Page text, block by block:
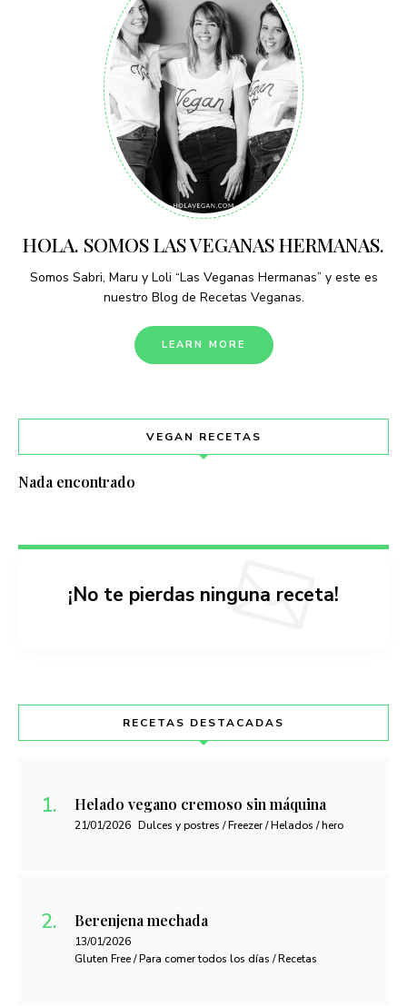
HOLA. SOMOS LAS VEGANAS HERMANAS.
Somos Sabri, Maru y Loli “Las Veganas Hermanas” y este es
nuestro Blog de Recetas Veganas.
LEARN MORE
VEGAN RECETAS
Nada encontrado
¡No te pierdas ninguna receta!
RECETAS DESTACADAS
Helado vegano cremoso sin máquina
21/01/2026 Dulces y postres / Freezer / Helados / hero
Berenjena mechada
13/01/2026
Gluten Free / Para comer todos los días / Recetas